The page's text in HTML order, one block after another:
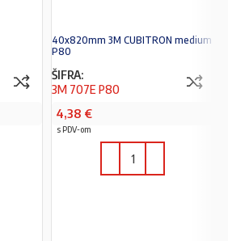
40x820mm 3M CUBITRON medium
P80
ŠIFRA:
3M 707E P80
4,38 €
s PDV-om